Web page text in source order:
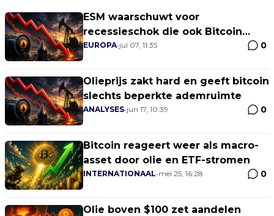
ESM waarschuwt voor
recessieschok die ook Bitcoin
raakt
EUROPA•jul 07, 11:35 0
Olieprijs zakt hard en geeft bitcoin
slechts beperkte ademruimte
ANALYSES•jun 17, 10:39 0
Bitcoin reageert weer als macro-
asset door olie en ETF-stromen
INTERNATIONAAL•mei 25, 16:28 0
Olie boven $100 zet aandelen